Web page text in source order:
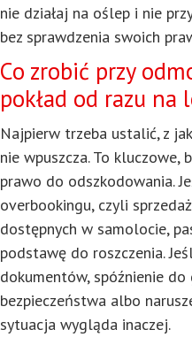
nie działaj na oślep i nie
bez sprawdzenia swoich
Co zrobić przy
pokład od razu na
Najpierw trzeba ustalić, z
nie wpuszcza. To kluczowe,
prawo do odszkodowania.
overbookingu, czyli
dostępnych w samolocie,
podstawę do roszczenia.
dokumentów, spóźnienie do
bezpieczeństwa albo
sytuacja wygląda inaczej.